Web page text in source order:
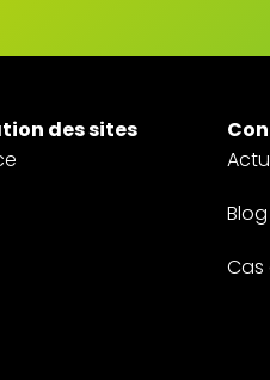
des sites
Blog
Cas